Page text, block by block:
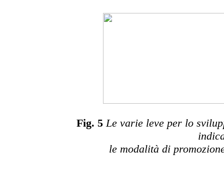
Fig. 5 Le varie leve per lo
le modalità di